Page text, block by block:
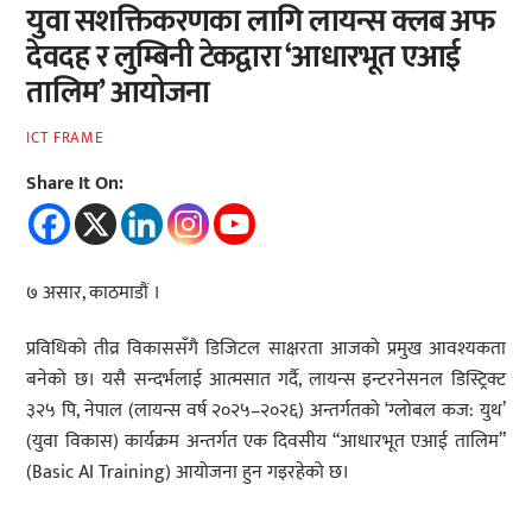
युवा सशक्तिकरणका लागि लायन्स क्लब अफ
देवदह र लुम्बिनी टेकद्वारा ‘आधारभूत एआई
तालिम’ आयोजना
ICT FRAME
Share It On:
७ असार, काठमाडौं ।
प्रविधिको तीव्र विकाससँगै डिजिटल साक्षरता आजको प्रमुख आवश्यकता
बनेको छ। यसै सन्दर्भलाई आत्मसात गर्दै, लायन्स इन्टरनेसनल डिस्ट्रिक्ट
३२५ पि, नेपाल (लायन्स वर्ष २०२५–२०२६) अन्तर्गतको ‘ग्लोबल कज: युथ’
(युवा विकास) कार्यक्रम अन्तर्गत एक दिवसीय “आधारभूत एआई तालिम”
(Basic AI Training) आयोजना हुन गइरहेको छ।